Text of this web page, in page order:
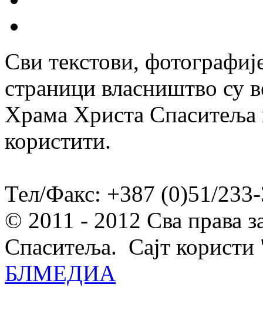
Сви текстови,
страници власништво су
Храма Христа Спаситеља
користити.
Тел/Факс: +387 (0)51/
© 2011 - 2012 Сва права
Спаситеља. Сајт
БЛМЕДИА